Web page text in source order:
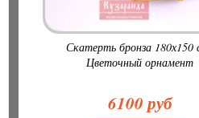
Скатерть бронза 180х150
Цветочный орнамент
6100 руб